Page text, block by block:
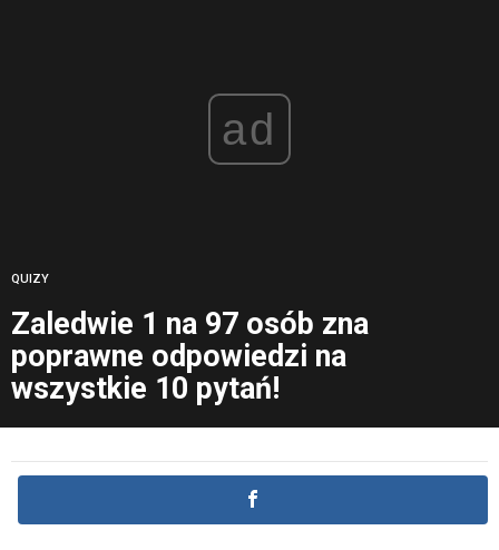
ad
QUIZY
Zaledwie 1 na 97 osób zna
poprawne odpowiedzi na
wszystkie 10 pytań!